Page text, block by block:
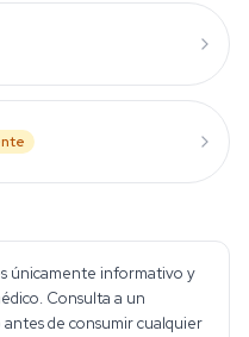
únicamente informativo y
Consulta a un
de consumir cualquier